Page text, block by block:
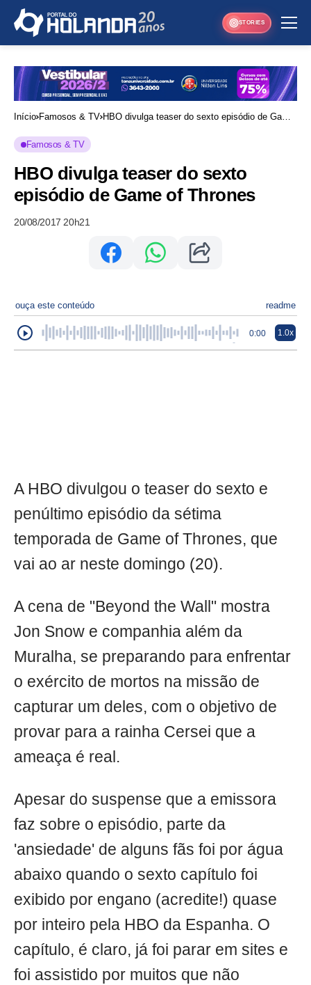
STORIES
Início Famosos & TV HBO divulga teaser do sexto episódio de Game
Famosos & TV
HBO divulga teaser do sexto
episódio de Game of Thrones
20/08/2017 20h21
ouça este conteúdo readme
0:00 1.0x
A HBO divulgou o teaser do sexto e
penúltimo episódio da sétima
temporada de Game of Thrones, que
vai ao ar neste domingo (20).
A cena de "Beyond the Wall" mostra
Jon Snow e companhia além da
Muralha, se preparando para enfrentar
o exército de mortos na missão de
capturar um deles, com o objetivo de
provar para a rainha Cersei que a
ameaça é real.
Apesar do suspense que a emissora
faz sobre o episódio, parte da
'ansiedade' de alguns fãs foi por água
abaixo quando o sexto capítulo foi
exibido por engano (acredite!) quase
por inteiro pela HBO da Espanha. O
capítulo, é claro, já foi parar em sites e
foi assistido por muitos que não